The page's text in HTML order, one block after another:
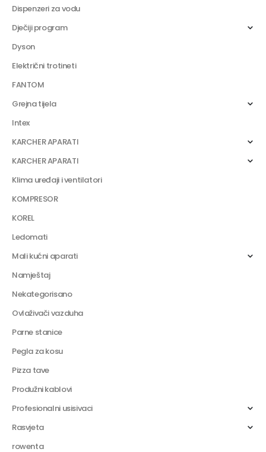
Dispenzeri za vodu
Dječiji program
Dyson
Električni trotineti
FANTOM
Grejna tijela
Intex
KARCHER APARATI
KARCHER APARATI
Klima uređaji i ventilatori
KOMPRESOR
KOREL
Ledomati
Mali kućni aparati
Namještaj
Nekategorisano
Ovlaživači vazduha
Parne stanice
Pegla za kosu
Pizza tave
Produžni kablovi
Profesionalni usisivaci
Rasvjeta
rowenta